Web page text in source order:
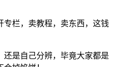
专栏，卖教程，卖东西，这钱
是自己分辨，毕竟大家都是